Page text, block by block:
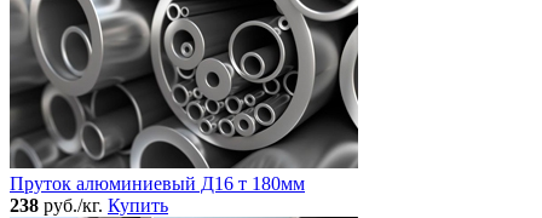
Пруток алюминиевый Д16 т 180мм
238 руб./кг. Купить